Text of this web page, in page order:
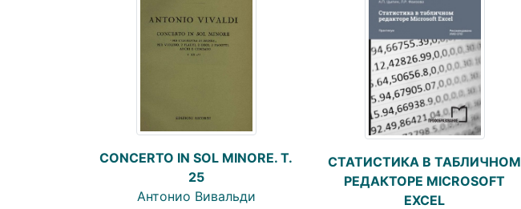
CONCERTO IN SOL MINORE. Т.
25
Антонио Вивальди
СТАТИСТИКА В ТАБЛИЧНОМ
РЕДАКТОРЕ MICROSOFT
EXCEL